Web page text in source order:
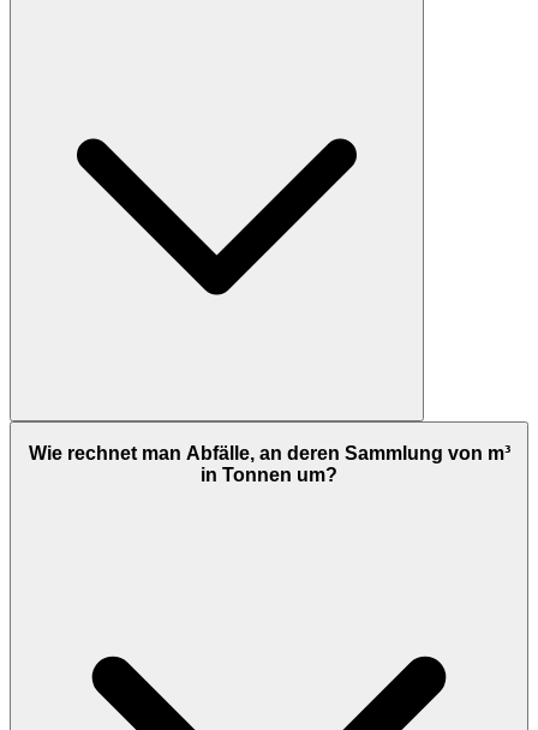
Wie rechnet man Abfälle, an deren Sammlung von m³
in Tonnen um?